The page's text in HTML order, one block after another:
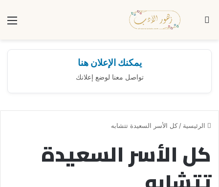
بحث عن
يمكنك الإعلان هنا
تواصل معنا لوضع إعلانك
الرئيسية /كل الأسر السعيدة تتشابه
كل الأسر السعيدة